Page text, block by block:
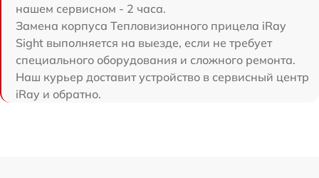
нашем сервисном - 2 часа.
Замена корпуса Тепловизионного прицела iRay
Sight выполняется на выезде, если не требует
специального оборудования и сложного ремонта.
Наш курьер доставит устройство в сервисный центр
iRay и обратно.